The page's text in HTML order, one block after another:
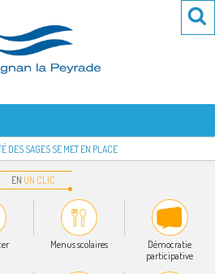
PEYRADE
DES SAGES SE MET EN PLACE
EN UN CLIC
Menus scolaires
Démocratie
participative